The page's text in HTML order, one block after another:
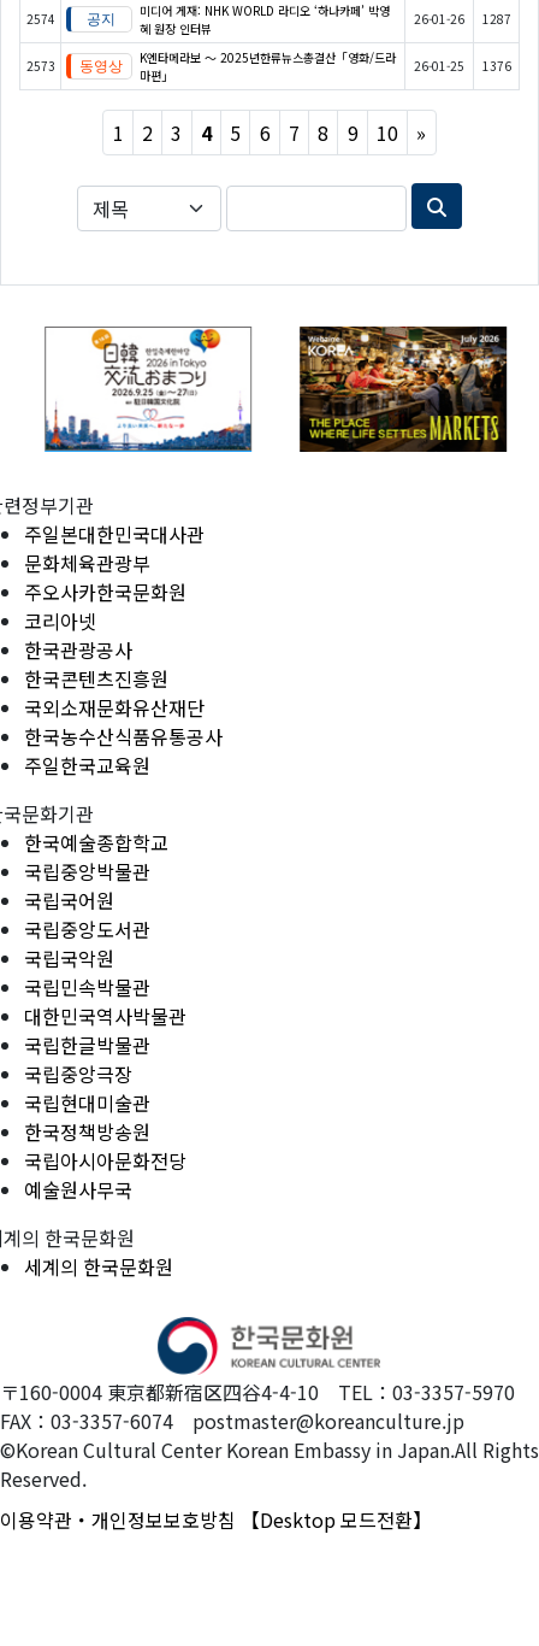
2574
미디어 게재: NHK WORLD 라디오 ‘하나카페’ 박영
혜 원장 인터뷰
26-01-26 1287
2573
K엔타메라보 ～ 2025년한류뉴스총결산「영화/드라
마편」
26-01-25 1376
1 2 3 4 5 6 7 8 9 10 »
정부기관
주일본대한민국대사관
문화체육관광부
주오사카한국문화원
코리아넷
한국관광공사
한국콘텐츠진흥원
국외소재문화유산재단
한국농수산식품유통공사
주일한국교육원
문화기관
한국예술종합학교
국립중앙박물관
국립국어원
국립중앙도서관
국립국악원
국립민속박물관
대한민국역사박물관
국립한글박물관
국립중앙극장
국립현대미술관
한국정책방송원
국립아시아문화전당
예술원사무국
의 한국문화원
세계의 한국문화원
〒160-0004 東京都新宿区四谷4-4-10 TEL：03-3357-5970
FAX：03-3357-6074 postmaster@koreanculture.jp
©Korean Cultural Center Korean Embassy in Japan.All Rights
Reserved.
이용약관・개인정보보호방침
【Desktop 모드전환】